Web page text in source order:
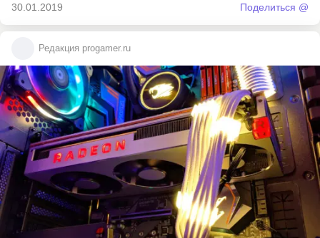
30.01.2019 Поделиться @
Редакция progamer.ru